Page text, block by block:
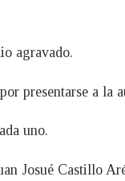
agravado.
presentarse a la
uno.
Josué Castillo